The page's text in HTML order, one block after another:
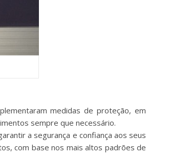
medidas de proteção, em
sempre que necessário.
a segurança e confiança aos seus
com base nos mais altos padrões de